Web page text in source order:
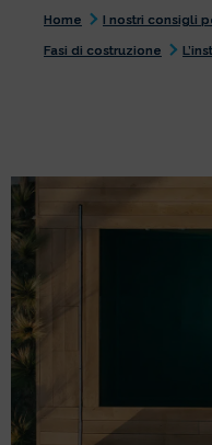
Home I nostri consigli
Fasi di costruzione